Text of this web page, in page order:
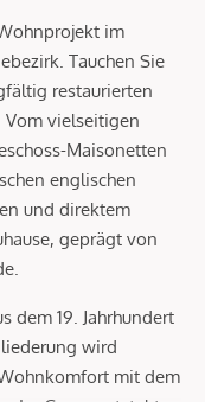
im
Tauchen Sie
restaurierten
vielseitigen
Maisonetten
englischen
und direktem
geprägt von
dem 19. Jahrhundert
wird
mit dem